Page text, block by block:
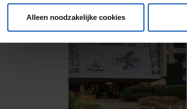
Alleen noodzakelijke cookies